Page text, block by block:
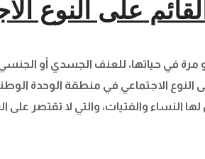
على النوع
مرة في حياتها، للعنف الجسدي أو
النوع الاجتماعي في منطقة الوحدة
النساء والفتيات، والتي لا